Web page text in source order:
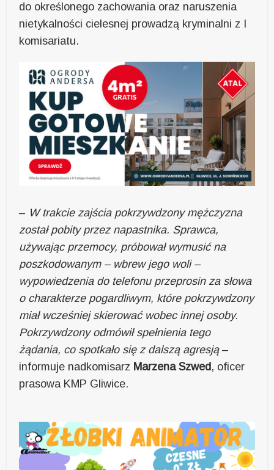
do określonego zachowania oraz naruszenia
nietykalności cielesnej prowadzą kryminalni z I
komisariatu.
– W trakcie zajścia pokrzywdzony mężczyzna
został pobity przez napastnika. Sprawca,
używając przemocy, próbował wymusić na
poszkodowanym – wbrew jego woli –
wypowiedzenia do telefonu przeprosin za słowa
o charakterze pogardliwym, które pokrzywdzony
miał wcześniej skierować wobec innej osoby.
Pokrzywdzony odmówił spełnienia tego
żądania, co spotkało się z dalszą agresją–
informuje nadkomisarz Marzena Szwed, oficer
prasowa KMP Gliwice.